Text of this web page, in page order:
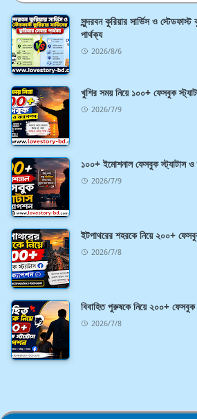
সুন্দরবন কুরিয়ার সার্ভিস ও স্টেডফাস্ট
পার্থক্য
2026/8/6
খুশির সময় নিয়ে ১০০+ ফেসবুক
2026/7/9
১০০+ ইমোশনাল ফেসবুক স্ট্যাটাস
2026/7/9
ইটপাথরের শহরকে নিয়ে ২০০+
2026/7/8
বিবাহিত পুরুষকে নিয়ে ২০০+
2026/7/8